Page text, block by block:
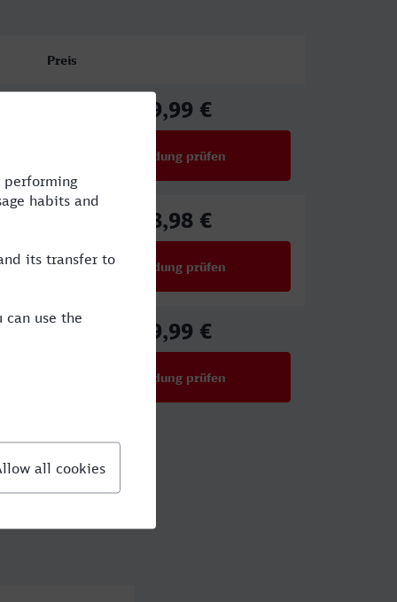
Preis
49,99 €
Verbindung prüfen
68,98 €
Verbindung prüfen
39,99 €
Verbindung prüfen